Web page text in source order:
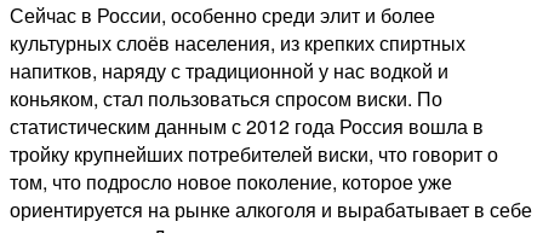
Сейчас в России, особенно среди элит и более
культурных слоёв населения, из крепких спиртных
напитков, наряду с традиционной у нас водкой и
коньяком, стал пользоваться спросом виски. По
статистическим данным с 2012 года Россия вошла в
тройку крупнейших потребителей виски, что говорит о
том, что подросло новое поколение, которое уже
ориентируется на рынке алкоголя и вырабатывает в себе